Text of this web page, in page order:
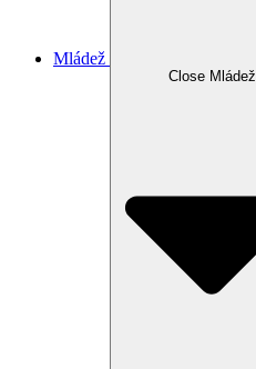
Mládež
Close Mládež